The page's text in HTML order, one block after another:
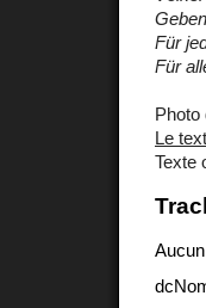
Für
Für
Photo
Le
Texte